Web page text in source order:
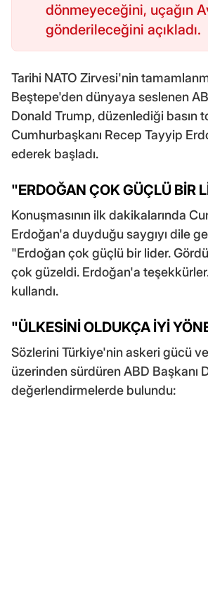
dönmeyeceğini, uçağın
gönderileceğini açıkladı.
Tarihi NATO Zirvesi'nin
Beştepe'den dünyaya seslenen
Donald Trump, düzenlediği basın
Cumhurbaşkanı Recep Tayyip
ederek başladı.
"ERDOĞAN ÇOK GÜÇLÜ BİR
Konuşmasının ilk dakikalarında
Erdoğan'a duyduğu saygıyı dile
"Erdoğan çok güçlü bir lider.
çok güzeldi. Erdoğan'a
kullandı.
"ÜLKESİNİ OLDUKÇA İYİ
Sözlerini Türkiye'nin askeri gücü
üzerinden sürdüren ABD Başkanı
değerlendirmelerde bulundu: